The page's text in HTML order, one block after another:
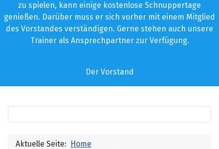
zu spielen, kann einige kostenlose Schnuppertage
genießen. Darüber muss er sich vorher mit einem Mitglied
des Vorstandes verständigen. Gerne stehen auch unsere
Trainer als Ansprechpartner zur Verfügung.
Der Vorstand
Aktuelle Seite: Home